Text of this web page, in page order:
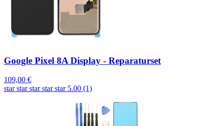
Google Pixel 8A Display - Reparaturset
109,00 €
star star star star star 5.00 (1)